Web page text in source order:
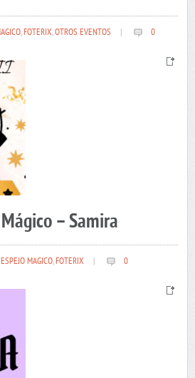
,FOTERIX,OTROS EVENTOS 0
– Samira
ESPEJO MAGICO,FOTERIX 0